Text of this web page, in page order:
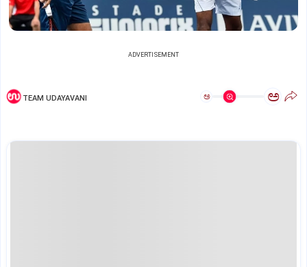
ADVERTISEMENT
TEAM UDAYAVANI ಅ ಅ